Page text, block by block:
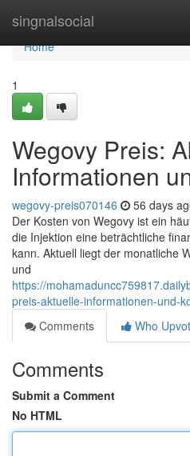
singnalsocial
Home
Home
1
Wegovy Preis:
Informationen
wegovy-preis070146 56 days
Der Kosten von Wegovy ist ein
die Injektion eine beträchtliche
kann. Aktuell liegt der monatliche
und
https://
preis-aktuelle-informationen-und-
Comments
Who
Comments
Submit a Comment
No HTML